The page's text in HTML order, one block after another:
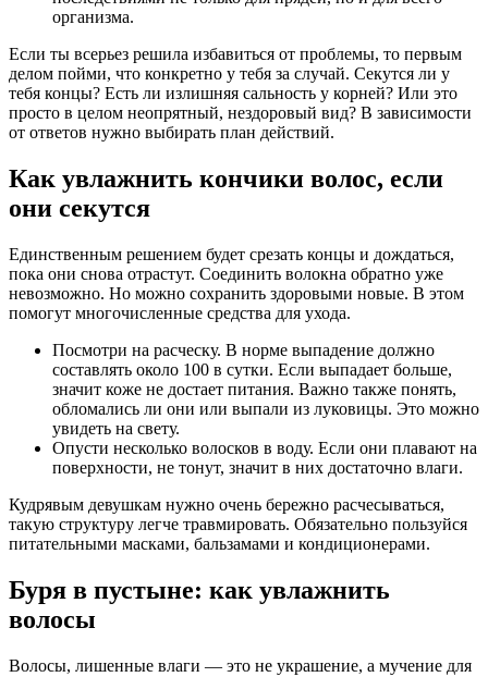
организма.
Если ты всерьез решила избавиться от проблемы, то первым
делом пойми, что конкретно у тебя за случай. Секутся ли у
тебя концы? Есть ли излишняя сальность у корней? Или это
просто в целом неопрятный, нездоровый вид? В зависимости
от ответов нужно выбирать план действий.
Как увлажнить кончики волос, если
они секутся
Единственным решением будет срезать концы и дождаться,
пока они снова отрастут. Соединить волокна обратно уже
невозможно. Но можно сохранить здоровыми новые. В этом
помогут многочисленные средства для ухода.
Посмотри на расческу. В норме выпадение должно
составлять около 100 в сутки. Если выпадает больше,
значит коже не достает питания. Важно также понять,
обломались ли они или выпали из луковицы. Это можно
увидеть на свету.
Опусти несколько волосков в воду. Если они плавают на
поверхности, не тонут, значит в них достаточно влаги.
Кудрявым девушкам нужно очень бережно расчесываться,
такую структуру легче травмировать. Обязательно пользуйся
питательными масками, бальзамами и кондиционерами.
Буря в пустыне: как увлажнить
волосы
Волосы, лишенные влаги — это не украшение, а мучение для